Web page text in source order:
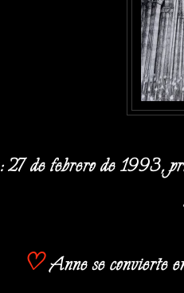
de febrero de 1993,
♡Anne se convierte